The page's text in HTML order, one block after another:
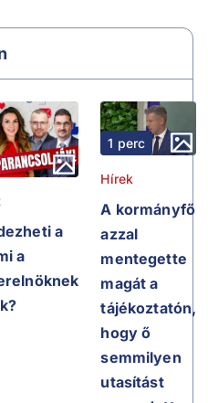
a
a
1 perc
Hírek
A kormányfő
azzal
mentegette
magát a
tájékoztatón,
hogy ő
semmilyen
utasítást